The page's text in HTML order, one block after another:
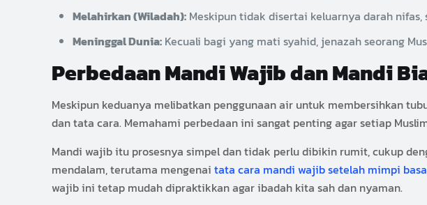
Melahirkan (Wiladah): Meskipun tidak disertai keluarnya darah
Meninggal Dunia: Kecuali bagi yang mati syahid, jenazah seorang
Perbedaan Mandi Wajib dan Mandi
Meskipun keduanya melibatkan penggunaan air untuk membersihkan
dan tata cara. Memahami perbedaan ini sangat penting agar setiap
Mandi wajib itu prosesnya simpel dan tidak perlu dibikin rumit, cukup
mendalam, terutama mengenaitata cara mandi wajib setelah mimpi
wajib ini tetap mudah dipraktikkan agar ibadah kita sah dan nyaman.